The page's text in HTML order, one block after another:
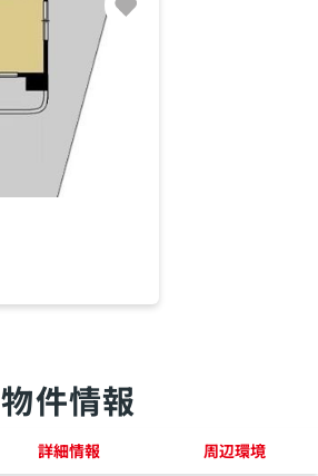
物件情報
詳細情報 周辺環境